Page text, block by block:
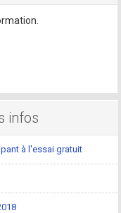
infos
à l'essai gratuit